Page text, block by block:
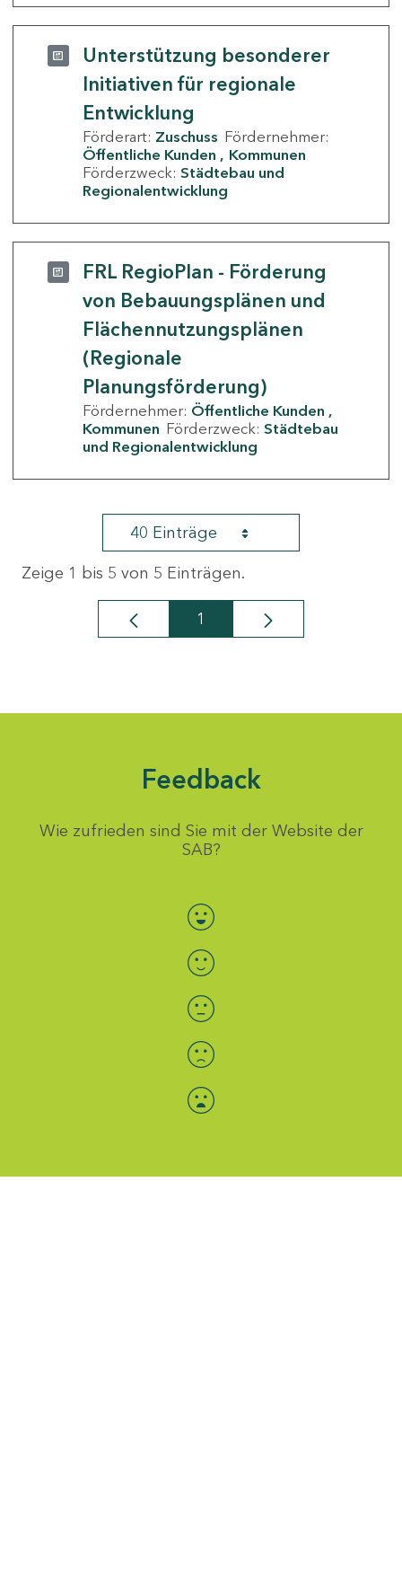
Unterstützung besonderer
Initiativen für regionale
Entwicklung
Förderart: Zuschuss Fördernehmer:
Öffentliche Kunden
Kommunen
Förderzweck: Städtebau und
Regionalentwicklung
FRL RegioPlan - Förderung
von Bebauungsplänen und
Flächennutzungsplänen
(Regionale
Planungsförderung)
Fördernehmer: Öffentliche Kunden
Kommunen Förderzweck: Städtebau
und Regionalentwicklung
40 Einträge
Zeige 1 bis 5 von 5 Einträgen.
Seite
1
Feedback
Wie zufrieden sind Sie mit der Website der
SAB?
Bewertung auswählen